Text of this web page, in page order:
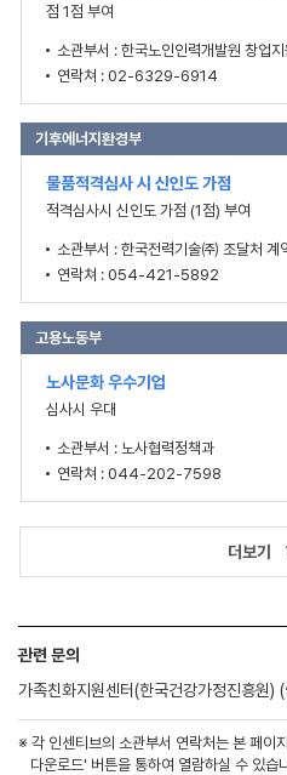
점 1점 부여
소관부서 : 한국노인인력개발원 창업
연락쳐 : 02-6329-6914
기후에너지환경부
물품적격심사 시 신인도 가점
적격심사시 신인도 가점 (1점) 부여
소관부서 : 한국전력기술㈜ 조달처 계
연락쳐 : 054-421-5892
고용노동부
노사문화 우수기업
심사시 우대
소관부서 : 노사협력정책과
연락쳐 : 044-202-7598
더보기
관련 문의
가족친화지원센터(한국건강가정진흥
※ 각 인센티브의 소관부서 연락처는 본 페이
다운로드' 버튼을 통하여 열람하실 수 있습